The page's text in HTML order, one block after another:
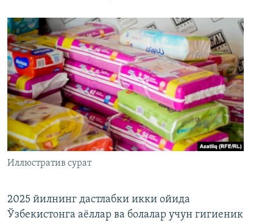
Иллюстратив сурат
2025 йилнинг дастлабки икки ойида
Ўзбекистонга аёллар ва болалар учун гигиеник